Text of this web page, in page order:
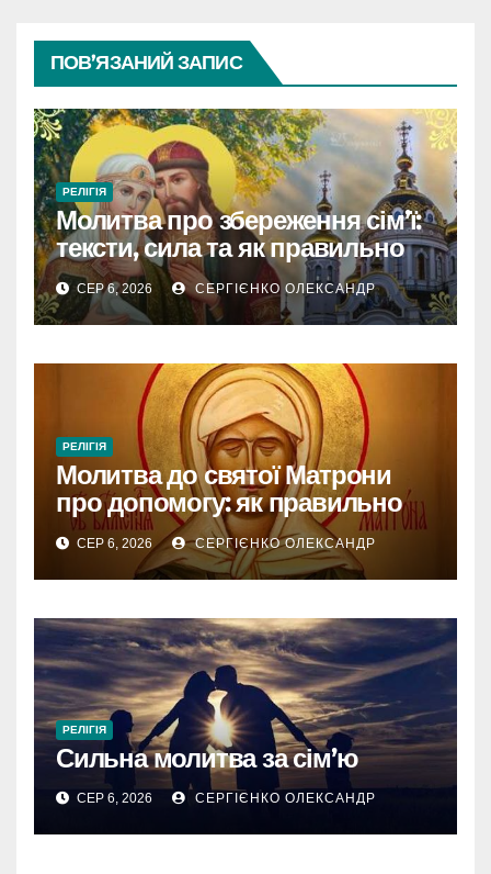
ПОВ’ЯЗАНИЙ ЗАПИС
РЕЛІГІЯ
Молитва про збереження сім’ї:
тексти, сила та як правильно
читати
СЕР 6, 2026 СЕРГІЄНКО ОЛЕКСАНДР
РЕЛІГІЯ
Молитва до святої Матрони
про допомогу: як правильно
звертатися
СЕР 6, 2026 СЕРГІЄНКО ОЛЕКСАНДР
РЕЛІГІЯ
Сильна молитва за сім’ю
СЕР 6, 2026 СЕРГІЄНКО ОЛЕКСАНДР